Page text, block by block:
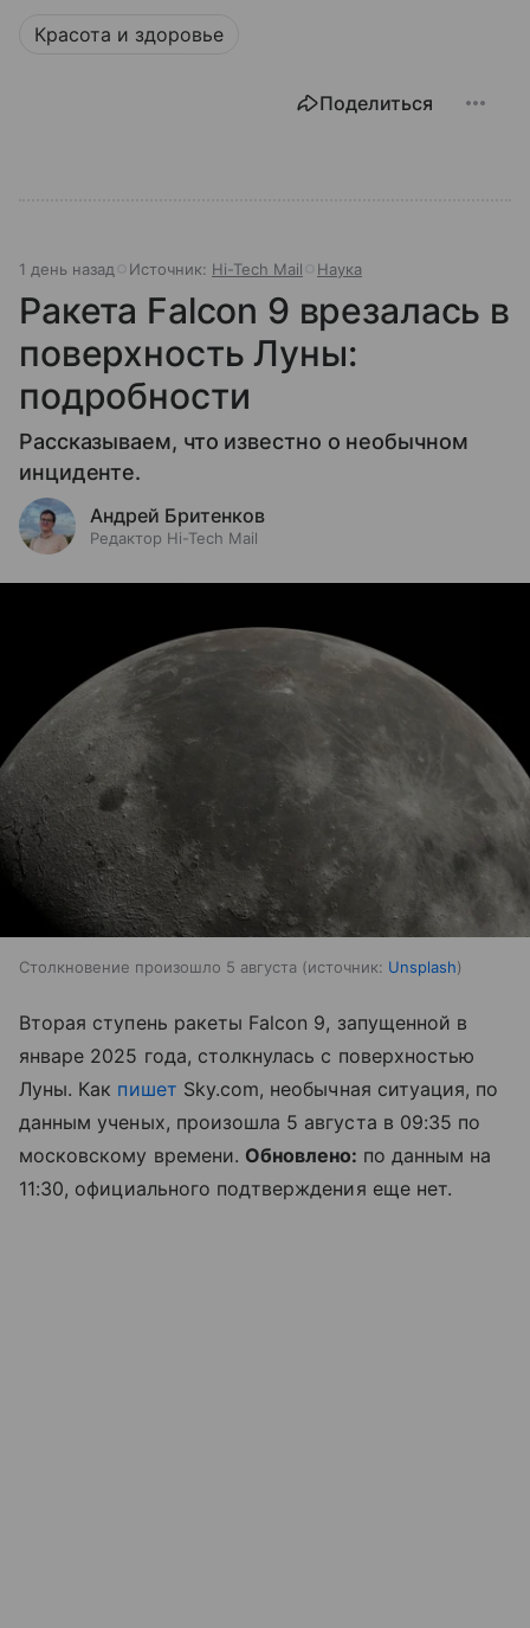
Красота и здоровье
Поделиться
1 день назад Источник: Hi-Tech Mail Наука
Ракета Falcon 9 врезалась в
поверхность Луны:
подробности
Рассказываем, что известно о необычном
инциденте.
Андрей Бритенков
Редактор Hi-Tech Mail
Столкновение произошло 5 августа источник: Unsplash
Вторая ступень ракеты Falcon 9, запущенной в
январе 2025 года, столкнулась с поверхностью
Луны. Как пишет Sky.com, необычная ситуация, по
данным ученых, произошла 5 августа в 09:35 по
московскому времени. Обновлено: по данным на
11:30, официального подтверждения еще нет.